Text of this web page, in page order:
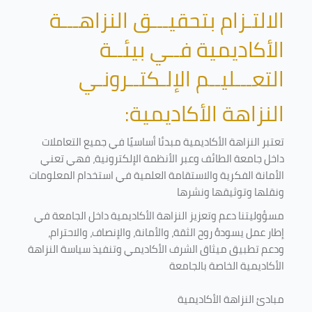
الالتـزام بتحقيـــق النزاهـــة
الأكاديمية فــي بيئــة
التعـــليــم الإلـكتــرونـي
النزاهة الأكاديمية:
تعتبر النزاهة الأكاديمية مبدئا أساسيًا في جميع التعاملات
داخل جامعة الطائف وعبر الأنظمة الإلكترونية، فهي تعني
الأمانة الفكرية والاستقامة العلمية في استخدام المعلومات
ونقلها وتوثيقها ونشرها
مسؤوليتنا دعم وتعزيز النزاهة الأكاديمية داخل الجامعة في
إطار عمل يسودهُ روح الثقة، والأمانة، والإنصاف، والاحترام،
ودعم تطبيق ميثاق الشرف الأكاديمي وتنفيذ سياسة النزاهة
الأكاديمية الخاصة بالجامعة
مبادئ النزاهة الأكاديمية